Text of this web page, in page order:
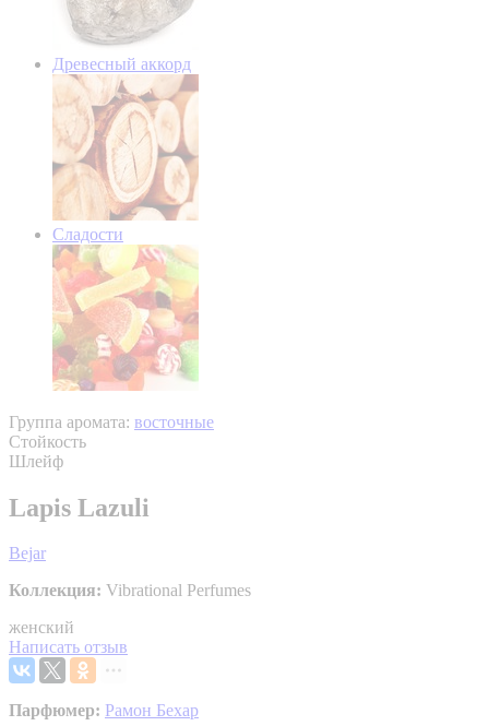
Древесный аккорд
Сладости
Группа аромата: восточные
Стойкость
Шлейф
Lapis Lazuli
Bejar
Коллекция: Vibrational Perfumes
женский
Написать отзыв
Парфюмер: Рамон Бехар